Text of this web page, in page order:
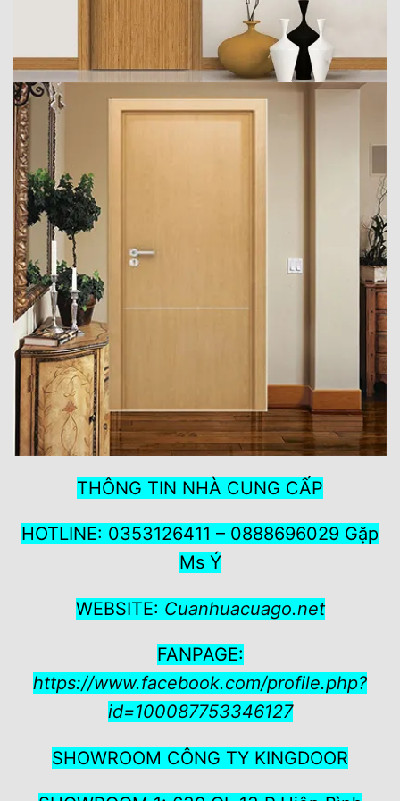
THÔNG TIN NHÀ CUNG CẤP
HOTLINE: 0353126411 – 0888696029 Gặp
Ms Ý
WEBSITE: Cuanhuacuago.net
FANPAGE:
https://www.facebook.com/profile.php?
id=100087753346127
SHOWROOM CÔNG TY KINGDOOR